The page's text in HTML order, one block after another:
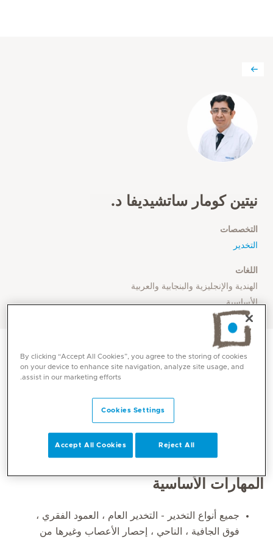
نيتين كومار ساتشيديفا د.
التخصصات
التخدير
اللغات
الهندية والإنجليزية والبنجابية والعربية
الأساسية
المهارات الأساسية
جميع أنواع التخدير - التخدير العام ، العمود الفقري ،
فوق الجافية ، الناحي ، إحصار الأعصاب وغيرها من
By clicking “Accept All Cookies”, you agree to the storing of cookies
on your device to enhance site navigation, analyze site usage, and
assist in our marketing efforts.
Cookies Settings
Reject All
Accept All Cookies